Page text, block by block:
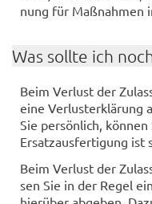
nung für Maß­nah­men
Was soll­te ich
Beim Ver­lust der
eine Ver­lust­er­klä­rung
Sie per­sön­lich,
Er­satz­aus­fer­ti­gung ist
Beim Ver­lust der
sen Sie in der Regel